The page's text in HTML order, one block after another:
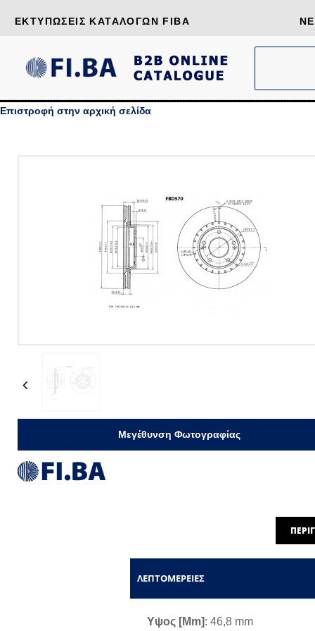
ΕΚΤΥΠΏΣΕΙΣ ΚΑΤΑΛΌΓΩΝ FIBA
Επιστροφή στην αρχική σελίδα
Previous
Μεγέθυνση Φωτογραφίας
ΛΕΠΤΟΜΈΡΕΙΕΣ
Υψος [mm]: 46,8 mm